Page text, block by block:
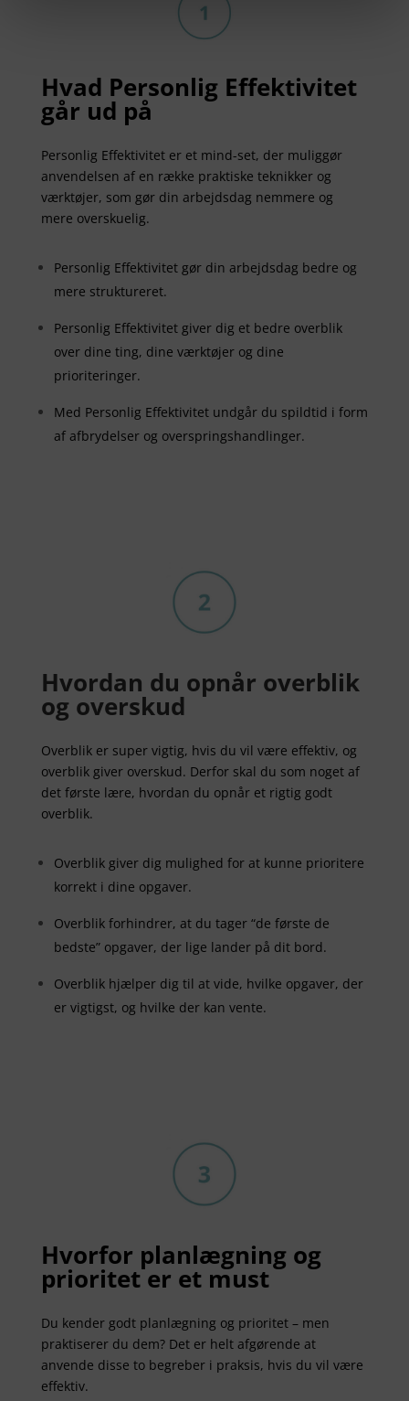
Hvad Personlig Effektivitet
går ud på
Personlig Effektivitet er et mind-set, der muliggør
anvendelsen af en række praktiske teknikker og
værktøjer, som gør din arbejdsdag nemmere og
mere overskuelig.
Personlig Effektivitet gør din arbejdsdag bedre og
mere struktureret.
Personlig Effektivitet giver dig et bedre overblik
over dine ting, dine værktøjer og dine
prioriteringer.
Med Personlig Effektivitet undgår du spildtid i form
af afbrydelser og overspringshandlinger.
Hvordan du opnår overblik
og overskud
Overblik er super vigtig, hvis du vil være effektiv, og
overblik giver overskud. Derfor skal du som noget af
det første lære, hvordan du opnår et rigtig godt
overblik.
Overblik giver dig mulighed for at kunne prioritere
korrekt i dine opgaver.
Overblik forhindrer, at du tager “de første de
bedste” opgaver, der lige lander på dit bord.
Overblik hjælper dig til at vide, hvilke opgaver, der
er vigtigst, og hvilke der kan vente.
Hvorfor planlægning og
prioritet er et must
Du kender godt planlægning og prioritet – men
praktiserer du dem? Det er helt afgørende at
anvende disse to begreber i praksis, hvis du vil være
effektiv.